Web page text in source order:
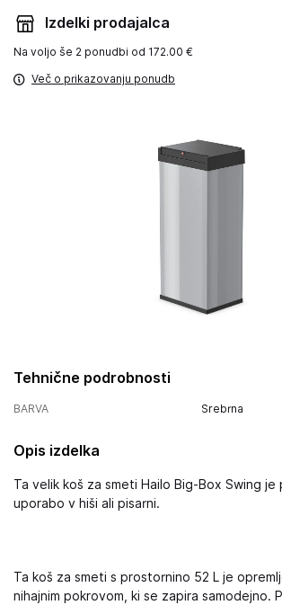
Tehnične podrobnosti
BARVA Srebrna
Opis izdelka
Ta velik koš za smeti Hailo Big-Box Swing je
uporabo v hiši ali pisarni.
Ta koš za smeti s prostornino 52 L je
nihajnim pokrovom, ki se zapira samodejno.
Izdelki prodajalca
Na voljo še 2 ponudbi od 172.00 €
Več o prikazovanju ponudb